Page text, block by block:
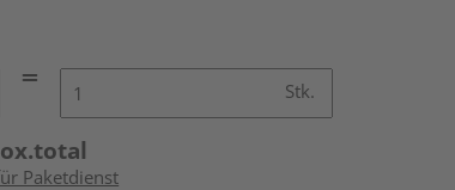
Stk.
Paketdienst